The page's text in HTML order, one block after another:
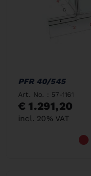
PFR 40/545
Art. No. : 57-1161
€ 1.291,20
incl. 20% VAT